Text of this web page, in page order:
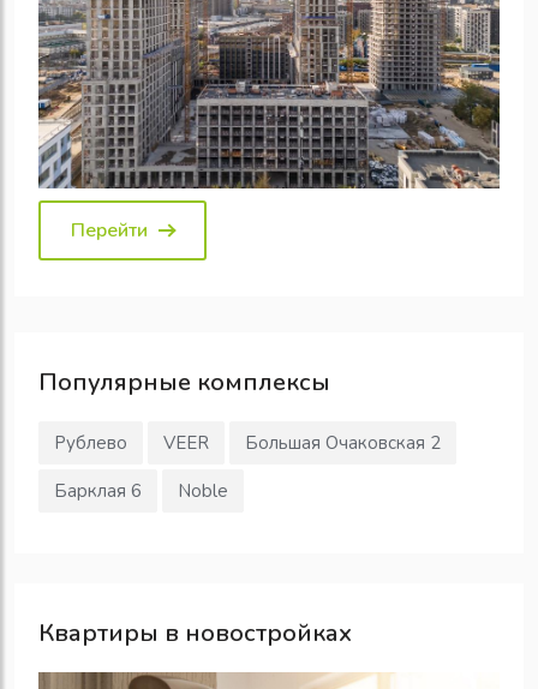
Перейти
Популярные комплексы
Рублево VEER
Большая Очаковская 2
Барклая 6
Noble
Квартиры в новостройках